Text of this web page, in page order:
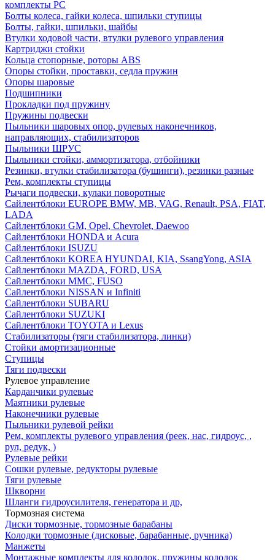
комплекты РС
Болты колеса, гайки колеса, шпильки ступицы
Болты, гайки, шпильки, шайбы
Втулки ходовой части, втулки рулевого управления
Картриджи стойки
Кольца стопорные, роторы ABS
Опоры стойки, проставки, седла пружин
Опоры шаровые
Подшипники
Прокладки под пружину
Пружины подвески
Пыльники шаровых опор, рулевых наконечников,
направляющих, стабилизаторов
Пыльники ШРУС
Пыльники стойки, аммортизатора, отбойники
Резинки, втулки стабилизатора (бушинги), резинки разные
Рем, комплекты ступицы
Рычаги подвески, кулаки поворотные
Сайлентблоки EUROPE BMW, MB, VAG, Renault, PSA, FIAT,
LADA
Сайлентблоки GM, Opel, Chevrolet, Daewoo
Сайлентблоки HONDA и Acura
Сайлентблоки ISUZU
Сайлентблоки KOREA HYUNDAI, KIA, SsangYong, ASIA
Сайлентблоки MAZDA, FORD, USA
Сайлентблоки MMC, FUSO
Сайлентблоки NISSAN и Infiniti
Сайлентблоки SUBARU
Сайлентблоки SUZUKI
Сайлентблоки TOYOTA и Lexus
Стабилизаторы (тяги стабилизатора, линки)
Стойки амортизационные
Ступицы
Тяги подвески
Рулевое управление
Карданчики рулевые
Маятники рулевые
Наконечники рулевые
Пыльники рулевой рейки
Рем, комплекты рулевого управления (реек, нас, гидроус, ,
рул, редук, )
Рулевые рейки
Сошки рулевые, редукторы рулевые
Тяги рулевые
Шкворни
Шланги гидроусилителя, генератора и др,
Тормозная система
Диски тормозные, тормозные барабаны
Колодки тормозные (дисковые, барабанные, ручника)
Манжеты
Монтажные комплекты для колодок, пружины колодок